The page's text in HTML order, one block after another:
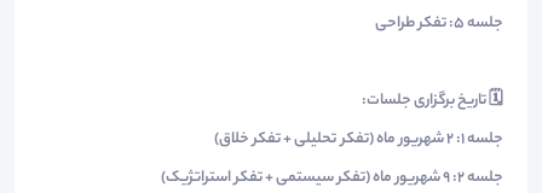
جلسه 5: تفکر طراحی
🗓 تاریخ برگزاری جلسات:
جلسه 1: ۲ شهریور ماه (تفکر تحلیلی + تفکر خلاق)
جلسه 2: 9 شهریور ماه (تفکر سیستمی + تفکر استراتژیک)